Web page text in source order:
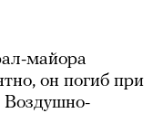
майора
он погиб при
Воздушно-